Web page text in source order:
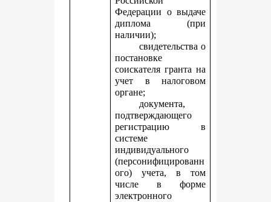
Федерации о выдаче
диплома (при
наличии);
свидетельства о
постановке
соискателя гранта на
учет в налоговом
органе;
документа,
подтверждающего
регистрацию в
системе
индивидуального
(персонифицированн
ого) учета, в том
числе в форме
электронного